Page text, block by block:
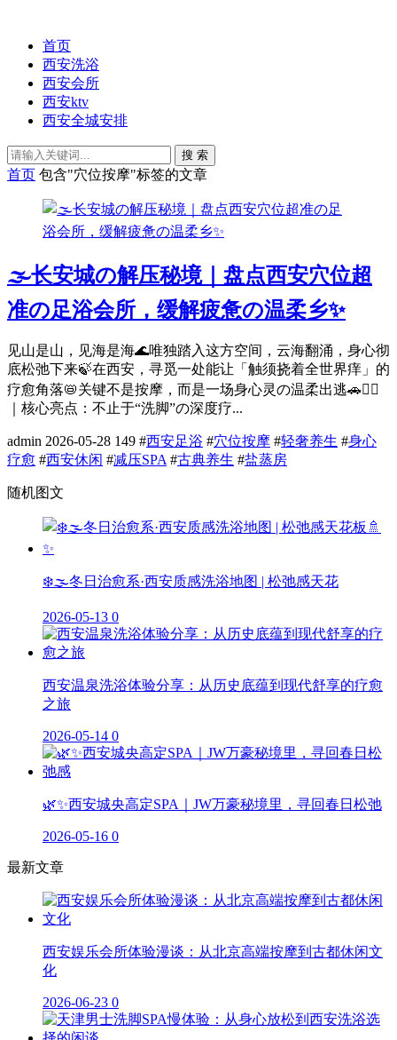
首页
西安洗浴
西安会所
西安ktv
西安全城安排
搜 索
首页 包含"穴位按摩"标签的文章
🌫️长安城の解压秘境｜盘点西安穴位超
准の足浴会所，缓解疲惫の温柔乡✨
见山是山，见海是海🌊唯独踏入这方空间，云海翻涌，身心彻
底松弛下来🍃在西安，寻觅一处能让「触须挠着全世界痒」的
疗愈角落📛关键不是按摩，而是一场身心灵の温柔出逃🚗💆‍♀️
｜核心亮点：不止于“洗脚”の深度疗...
admin 2026-05-28 149 #西安足浴 #穴位按摩 #轻奢养生 #身心
疗愈 #西安休闲 #减压SPA #古典养生 #盐蒸房
随机图文
❄️🌫️冬日治愈系·西安质感洗浴地图 | 松弛感天花
2026-05-13 0
西安温泉洗浴体验分享：从历史底蕴到现代舒享的疗愈
之旅
2026-05-14 0
🌿✨西安城央高定SPA｜JW万豪秘境里，寻回春日松弛
2026-05-16 0
最新文章
西安娱乐会所体验漫谈：从北京高端按摩到古都休闲文
化
2026-06-23 0